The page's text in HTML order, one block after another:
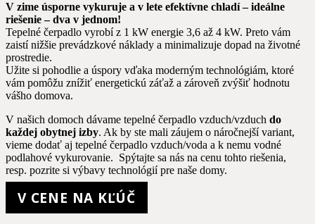
V zime úsporne vykuruje a v lete efektívne chladí – ideálne
riešenie – dva v jednom!
Tepelné čerpadlo vyrobí z 1 kW energie 3,6 až 4 kW. Preto vám
zaistí nižšie prevádzkové náklady a minimalizuje dopad na životné
prostredie.
Užite si pohodlie a úspory vďaka moderným technológiám, ktoré
vám pomôžu znížiť energetickú záťaž a zároveň zvýšiť hodnotu
vášho domova.
V našich domoch dávame tepelné čerpadlo vzduch/vzduch do
každej obytnej izby. Ak by ste mali záujem o náročnejší variant,
vieme dodať aj tepelné čerpadlo vzduch/voda a k nemu vodné
podlahové vykurovanie. Spýtajte sa nás na cenu tohto riešenia,
resp. pozrite si výbavy technológií pre naše domy.
V CENE NA KĽÚČ